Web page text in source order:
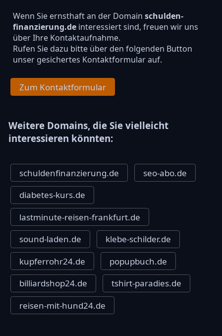
Wenn Sie ernsthaft an der Domain schulden-
finanzierung.deinteressiert sind, freuen wir uns
über Ihre Kontaktaufnahme.
Rufen Sie dazu bitte über den folgenden Button
unser gesichertes Kontaktformular auf.
Zum Kontaktformular
Weitere Domains, die Sie vielleicht
interessieren könnten:
schuldenfinanzierung.de
seo-abo.de
diabetes-kurs.de
lastminute-reisen-frankfurt.de
sound-laden.de
klebe-schilder.de
kupferrohr24.de
popupbuch.de
billiardshop24.de
tshirt-paradies.de
reisen-mit-hund24.de